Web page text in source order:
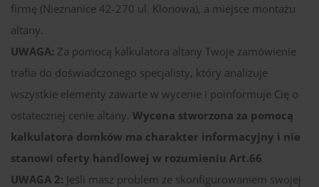
firmę (Nieznanice 42-270 ul. Klonowa), a miejsce montażu
altany.
UWAGA: Za pomocą kalkulatora altany Twoje zamówienie
trafia do doświadczonego specjalisty, który analizuje
wszystkie elementy zawarte w wycenie i poinformuje Cię o
ostatecznej cenie altany. Wycena stworzona za pomocą
kalkulatora domków ma charakter informacyjny i nie
stanowi oferty handlowej w rozumieniu Art.66
UWAGA 2: Jeśli masz problem ze skonfigurowaniem swojej